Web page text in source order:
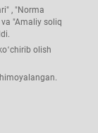
, "Norma
"Amaliy soliq
olish